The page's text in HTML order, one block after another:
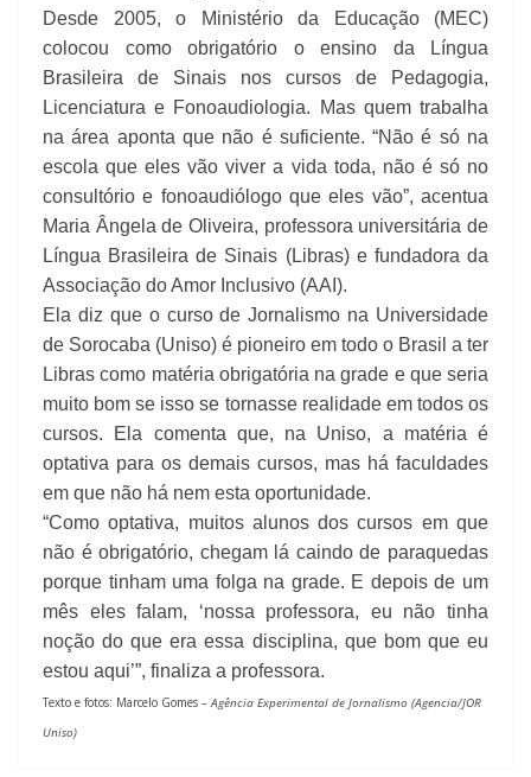
Desde 2005, o Ministério da Educação (MEC)
colocou como obrigatório o ensino da Língua
Brasileira de Sinais nos cursos de Pedagogia,
Licenciatura e Fonoaudiologia. Mas quem trabalha
na área aponta que não é suficiente. “Não é só na
escola que eles vão viver a vida toda, não é só no
consultório e fonoaudiólogo que eles vão”, acentua
Maria Ângela de Oliveira, professora universitária de
Língua Brasileira de Sinais (Libras) e fundadora da
Associação do Amor Inclusivo (AAI).
Ela diz que o curso de Jornalismo na Universidade
de Sorocaba (Uniso) é pioneiro em todo o Brasil a ter
Libras como matéria obrigatória na grade e que seria
muito bom se isso se tornasse realidade em todos os
cursos. Ela comenta que, na Uniso, a matéria é
optativa para os demais cursos, mas há faculdades
em que não há nem esta oportunidade.
“Como optativa, muitos alunos dos cursos em que
não é obrigatório, chegam lá caindo de paraquedas
porque tinham uma folga na grade. E depois de um
mês eles falam, ‘nossa professora, eu não tinha
noção do que era essa disciplina, que bom que eu
estou aqui’”, finaliza a professora.
Texto e fotos: Marcelo Gomes –Agência Experimental de Jornalismo (Agencia/JOR
Uniso)